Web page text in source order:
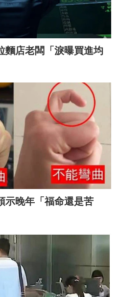
麵店老闆「淚曝買進均
示晚年「福命還是苦